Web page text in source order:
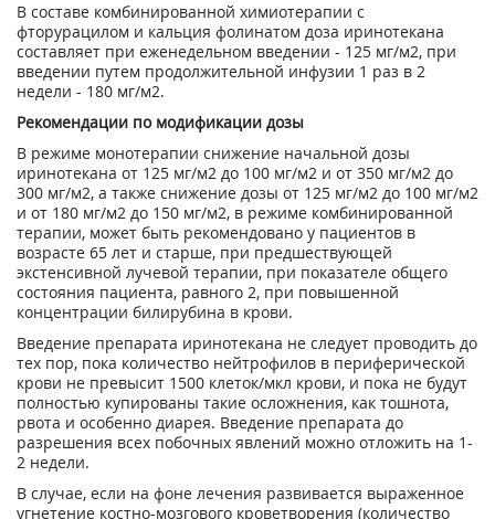
В составе комбинированной химиотерапии с
фторурацилом и кальция фолинатом доза иринотекана
составляет при еженедельном введении - 125 мг/м2, при
введении путем продолжительной инфузии 1 раз в 2
недели - 180 мг/м2.
Рекомендации по модификации дозы
В режиме монотерапии снижение начальной дозы
иринотекана от 125 мг/м2 до 100 мг/м2 и от 350 мг/м2 до
300 мг/м2, а также снижение дозы от 125 мг/м2 до 100 мг/м2
и от 180 мг/м2 до 150 мг/м2, в режиме комбинированной
терапии, может быть рекомендовано у пациентов в
возрасте 65 лет и старше, при предшествующей
экстенсивной лучевой терапии, при показателе общего
состояния пациента, равного 2, при повышенной
концентрации билирубина в крови.
Введение препарата иринотекана не следует проводить до
тех пор, пока количество нейтрофилов в периферической
крови не превысит 1500 клеток/мкл крови, и пока не будут
полностью купированы такие осложнения, как тошнота,
рвота и особенно диарея. Введение препарата до
разрешения всех побочных явлений можно отложить на 1-
2 недели.
В случае, если на фоне лечения развивается выраженное
угнетение костно-мозгового кроветворения (количество